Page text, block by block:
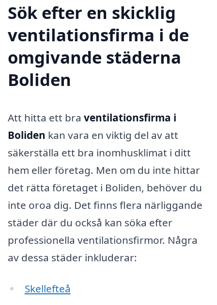
Sök efter en skicklig
ventilationsfirma i de
omgivande städerna
Boliden
Att hitta ett bra ventilationsfirma i
Boliden kan vara en viktig del av att
säkerställa ett bra inomhusklimat i ditt
hem eller företag. Men om du inte hittar
det rätta företaget i Boliden, behöver du
inte oroa dig. Det finns flera närliggande
städer där du också kan söka efter
professionella ventilationsfirmor. Några
av dessa städer inkluderar:
Skellefteå